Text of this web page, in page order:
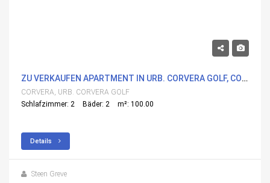
ZU VERKAUFEN APARTMENT IN URB. CORVERA GOLF, CORVERA MIT POOL
CORVERA, URB. CORVERA GOLF
Schlafzimmer: 2
Bäder: 2 m²: 100.00
Details
Steen Greve